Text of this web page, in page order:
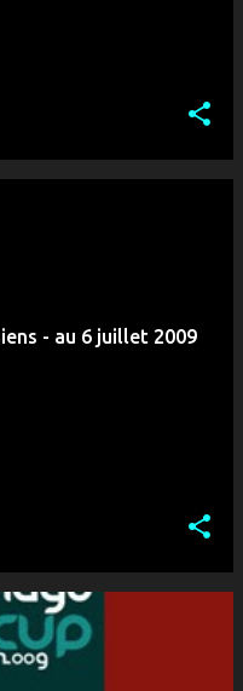
- au 6 juillet 2009